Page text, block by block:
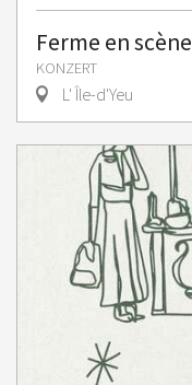
Ferme en scène
KONZERT
L' Île-d'Yeu